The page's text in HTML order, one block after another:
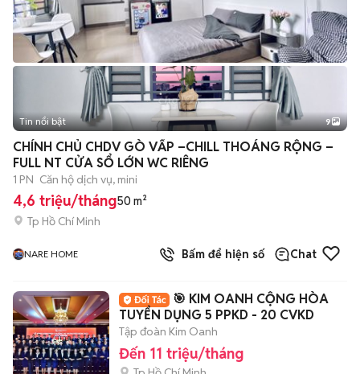
+2
Tin nổi bật 9
CHÍNH CHỦ CHDV GÒ VẤP –CHILL THOÁNG RỘNG –
FULL NT CỬA SỔ LỚN WC RIÊNG
1 PN Căn hộ dịch vụ, mini
4,6 triệu/tháng50 m²
Tp Hồ Chí Minh
NARE HOME Bấm để hiện số Chat
🎯 KIM OANH CỘNG HÒA
TUYỂN DỤNG 5 PPKD - 20 CVKD
Tập đoàn Kim Oanh
Đến 11 triệu/tháng